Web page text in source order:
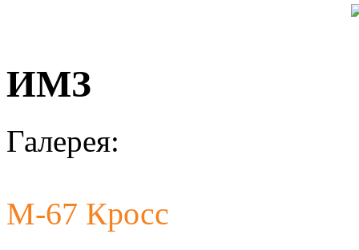
ИМЗ
Галерея:
М-67 Кросс